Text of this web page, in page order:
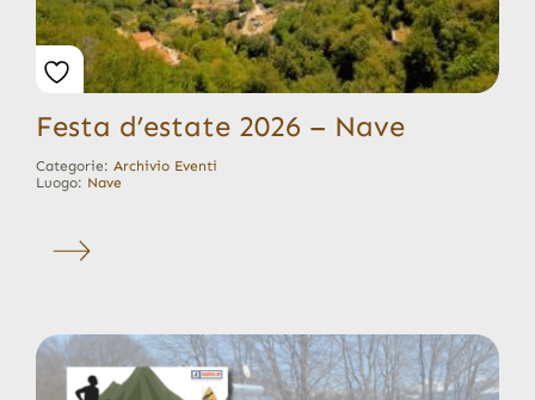
Festa d’estate 2026 – Nave
Categorie: Archivio Eventi
Luogo: Nave